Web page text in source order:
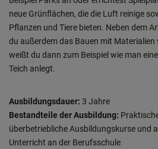
neue Grünflächen, die die Luft reinige
Pflanzen und Tiere bieten. Neben dem
du außerdem das Bauen mit Materialien
weißt du dann zum Beispiel wie man
Teich anlegt.
Ausbildungsdauer: 3 Jahre
Bestandteile der Ausbildung:
überbetriebliche Ausbildungskurse und
Unterricht an der Berufsschule